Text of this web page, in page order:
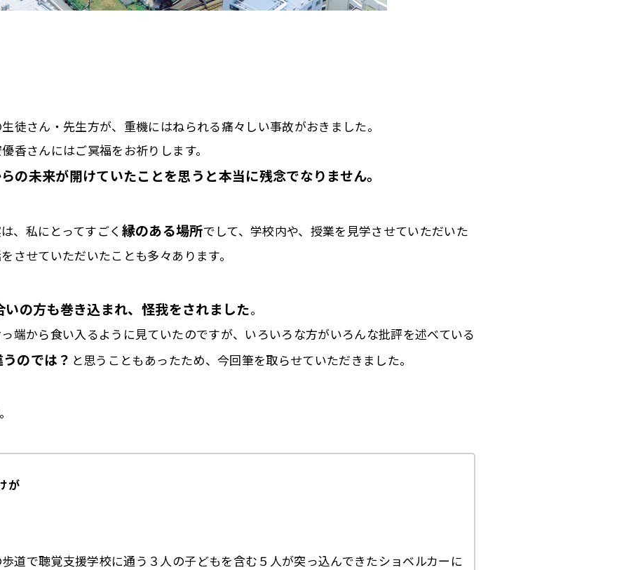
徒さん・先生方が、重機にはねられる痛々しい事故がおきました。
香さんにはご冥福をお祈りします。
の未来が開けていたことを思うと本当に残念でなりません。
、私にとってすごく 縁のある場所でして、学校内や、授業を見学させていただいた
させていただいたことも多々あります。
いの方も巻き込まれ、怪我をされました。
端から食い入るように見ていたのですが、いろいろな方がいろんな批評を述べている
のでは？ と思うこともあったため、今回筆を取らせていただきました。
が
道で聴覚支援学校に通う３人の子どもを含む５人が突っ込んできたショベルカーに